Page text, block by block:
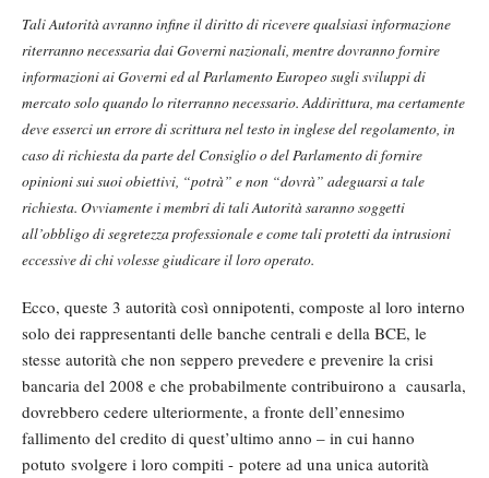
Tali Autorità avranno infine il diritto di ricevere qualsiasi informazione
riterranno necessaria dai Governi nazionali, mentre dovranno fornire
informazioni ai Governi ed al Parlamento Europeo sugli sviluppi di
mercato solo quando lo riterranno necessario. Addirittura, ma certamente
deve esserci un errore di scrittura nel testo in inglese del regolamento, in
caso di richiesta da parte del Consiglio o del Parlamento di fornire
opinioni sui suoi obiettivi, “potrà” e non “dovrà” adeguarsi a tale
richiesta. Ovviamente i membri di tali Autorità saranno soggetti
all’obbligo di segretezza professionale e come tali protetti da intrusioni
eccessive di chi volesse giudicare il loro operato.
Ecco, queste 3 autorità così onnipotenti, composte al loro interno
solo dei rappresentanti delle banche centrali e della BCE, le
stesse autorità che non seppero prevedere e prevenire la crisi
bancaria del 2008 e che probabilmente contribuirono a causarla,
dovrebbero cedere ulteriormente, a fronte dell’ennesimo
fallimento del credito di quest’ultimo anno – in cui hanno
potuto svolgere i loro compiti - potere ad una unica autorità